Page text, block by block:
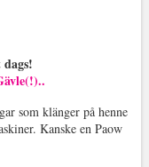
som klänger på henne
Kanske en Paow